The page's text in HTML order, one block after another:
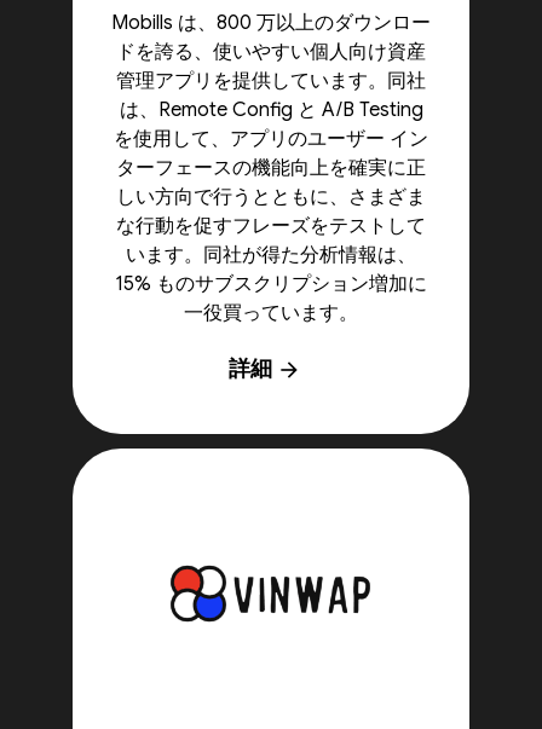
Mobills は、800 万以上のダウンロー
ドを誇る、使いやすい個人向け資産
管理アプリを提供しています。同社
は、Remote Config と A/B Testing
を使用して、アプリのユーザー イン
ターフェースの機能向上を確実に正
しい方向で行うとともに、さまざま
な行動を促すフレーズをテストして
います。同社が得た分析情報は、
15% ものサブスクリプション増加に
一役買っています。
詳細 arrow_forward